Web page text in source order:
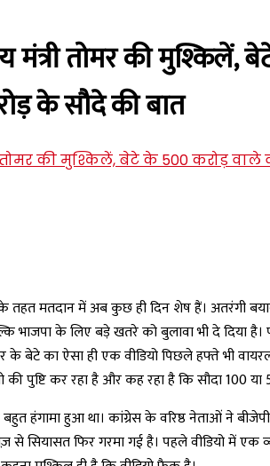
तोमर की मुश्किलें,
के सौदे की बात
तहत मतदान में अब कुछ ही दिन शेष हैं। अतरंगी
भाजपा के लिए बड़े खतरे को बुलावा भी दे दिया
बेटे का ऐसा ही एक वीडियो पिछले हफ्ते भी
की पुष्टि कर रहा है और कह रहा है कि सौदा 100
बहुत हंगामा हुआ था। कांग्रेस के वरिष्ठ नेताओं ने
से सियासत फिर गरमा गई है। पहले वीडियो में